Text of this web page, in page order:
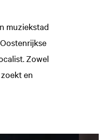
muziekstad
Zowel
en